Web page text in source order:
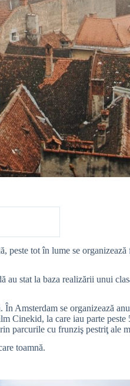
peste tot în lume se
au stat la baza realizării unui
Amsterdam se organizează
Cinekid, la care iau parte peste
parcurile cu frunziş pestriţ ale
toamnă.